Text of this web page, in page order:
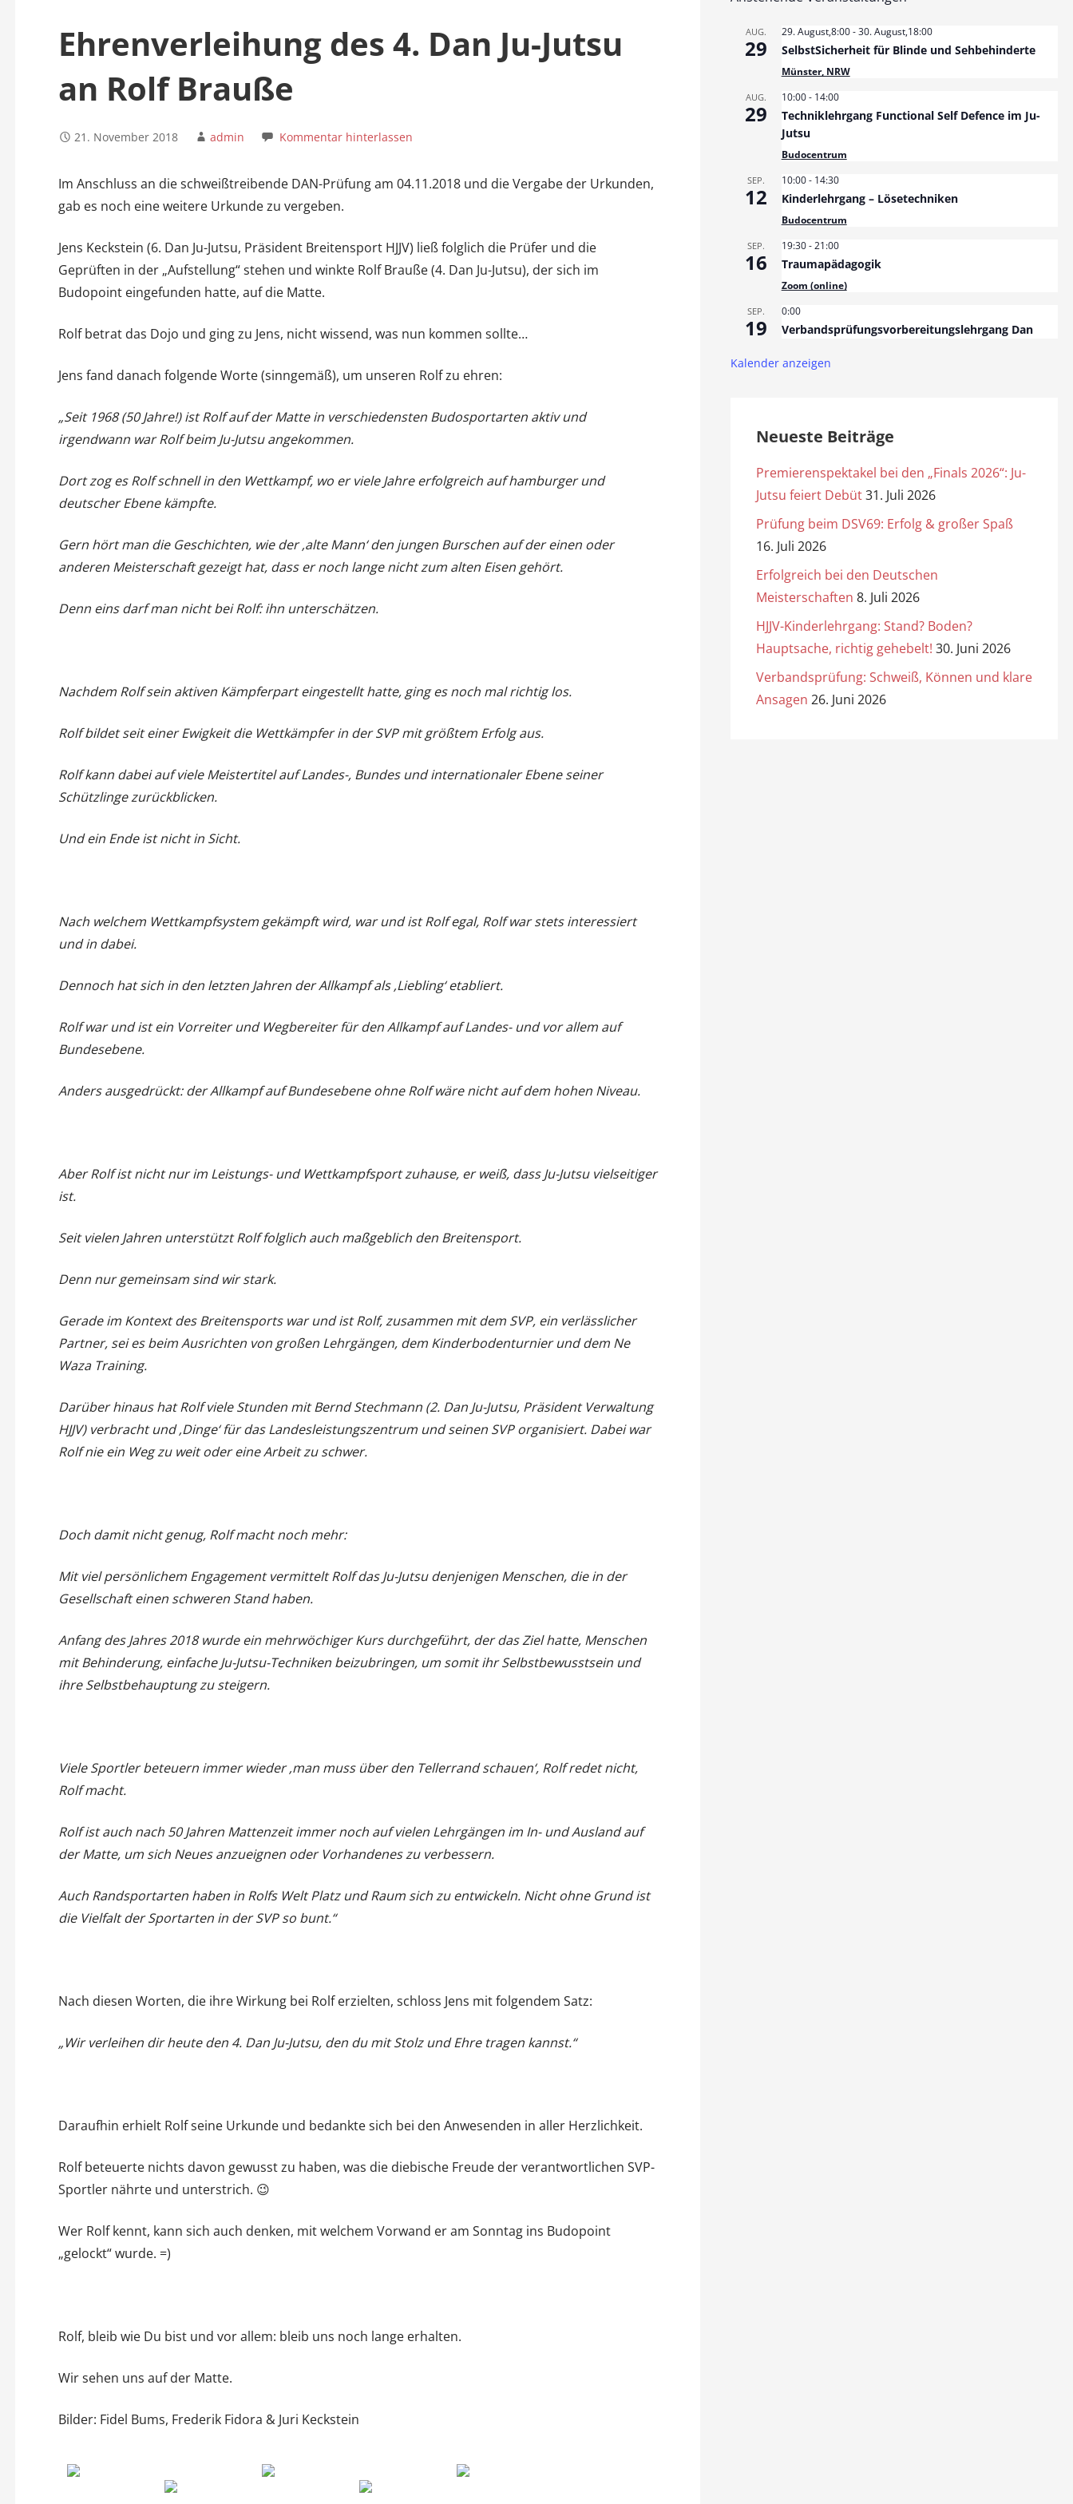
Ehrenverleihung des 4. Dan Ju-Jutsu
an Rolf Brauße
21. November 2018 admin Kommentar hinterlassen
Im Anschluss an die schweißtreibende DAN-Prüfung am 04.11.2018 und die Vergabe der Urkunden,
gab es noch eine weitere Urkunde zu vergeben.
Jens Keckstein (6. Dan Ju-Jutsu, Präsident Breitensport HJJV) ließ folglich die Prüfer und die
Geprüften in der „Aufstellung“ stehen und winkte Rolf Brauße (4. Dan Ju-Jutsu), der sich im
Budopoint eingefunden hatte, auf die Matte.
Rolf betrat das Dojo und ging zu Jens, nicht wissend, was nun kommen sollte…
Jens fand danach folgende Worte (sinngemäß), um unseren Rolf zu ehren:
„Seit 1968 (50 Jahre!) ist Rolf auf der Matte in verschiedensten Budosportarten aktiv und
irgendwann war Rolf beim Ju-Jutsu angekommen.
Dort zog es Rolf schnell in den Wettkampf, wo er viele Jahre erfolgreich auf hamburger und
deutscher Ebene kämpfte.
Gern hört man die Geschichten, wie der ‚alte Mann‘ den jungen Burschen auf der einen oder
anderen Meisterschaft gezeigt hat, dass er noch lange nicht zum alten Eisen gehört.
Denn eins darf man nicht bei Rolf: ihn unterschätzen.
Nachdem Rolf sein aktiven Kämpferpart eingestellt hatte, ging es noch mal richtig los.
Rolf bildet seit einer Ewigkeit die Wettkämpfer in der SVP mit größtem Erfolg aus.
Rolf kann dabei auf viele Meistertitel auf Landes-, Bundes und internationaler Ebene seiner
Schützlinge zurückblicken.
Und ein Ende ist nicht in Sicht.
Nach welchem Wettkampfsystem gekämpft wird, war und ist Rolf egal, Rolf war stets interessiert
und in dabei.
Dennoch hat sich in den letzten Jahren der Allkampf als ‚Liebling‘ etabliert.
Rolf war und ist ein Vorreiter und Wegbereiter für den Allkampf auf Landes- und vor allem auf
Bundesebene.
Anders ausgedrückt: der Allkampf auf Bundesebene ohne Rolf wäre nicht auf dem hohen Niveau.
Aber Rolf ist nicht nur im Leistungs- und Wettkampfsport zuhause, er weiß, dass Ju-Jutsu vielseitiger
ist.
Seit vielen Jahren unterstützt Rolf folglich auch maßgeblich den Breitensport.
Denn nur gemeinsam sind wir stark.
Gerade im Kontext des Breitensports war und ist Rolf, zusammen mit dem SVP, ein verlässlicher
Partner, sei es beim Ausrichten von großen Lehrgängen, dem Kinderbodenturnier und dem Ne
Waza Training.
Darüber hinaus hat Rolf viele Stunden mit Bernd Stechmann (2. Dan Ju-Jutsu, Präsident Verwaltung
HJJV) verbracht und ‚Dinge‘ für das Landesleistungszentrum und seinen SVP organisiert. Dabei war
Rolf nie ein Weg zu weit oder eine Arbeit zu schwer.
Doch damit nicht genug, Rolf macht noch mehr:
Mit viel persönlichem Engagement vermittelt Rolf das Ju-Jutsu denjenigen Menschen, die in der
Gesellschaft einen schweren Stand haben.
Anfang des Jahres 2018 wurde ein mehrwöchiger Kurs durchgeführt, der das Ziel hatte, Menschen
mit Behinderung, einfache Ju-Jutsu-Techniken beizubringen, um somit ihr Selbstbewusstsein und
ihre Selbstbehauptung zu steigern.
Viele Sportler beteuern immer wieder ‚man muss über den Tellerrand schauen‘, Rolf redet nicht,
Rolf macht.
Rolf ist auch nach 50 Jahren Mattenzeit immer noch auf vielen Lehrgängen im In- und Ausland auf
der Matte, um sich Neues anzueignen oder Vorhandenes zu verbessern.
Auch Randsportarten haben in Rolfs Welt Platz und Raum sich zu entwickeln. Nicht ohne Grund ist
die Vielfalt der Sportarten in der SVP so bunt.“
Nach diesen Worten, die ihre Wirkung bei Rolf erzielten, schloss Jens mit folgendem Satz:
„Wir verleihen dir heute den 4. Dan Ju-Jutsu, den du mit Stolz und Ehre tragen kannst.“
Daraufhin erhielt Rolf seine Urkunde und bedankte sich bei den Anwesenden in aller Herzlichkeit.
Rolf beteuerte nichts davon gewusst zu haben, was die diebische Freude der verantwortlichen SVP-
Sportler nährte und unterstrich. 😉
Wer Rolf kennt, kann sich auch denken, mit welchem Vorwand er am Sonntag ins Budopoint
„gelockt“ wurde. =)
Rolf, bleib wie Du bist und vor allem: bleib uns noch lange erhalten.
Wir sehen uns auf der Matte.
Bilder: Fidel Bums, Frederik Fidora & Juri Keckstein
AUG.
29
29. August,8:00-30. August,18:00
SelbstSicherheit für Blinde und Sehbehinderte
Münster, NRW
AUG.
29
10:00- 14:00
Techniklehrgang Functional Self Defence im Ju-
Jutsu
Budocentrum
SEP.
12
10:00- 14:30
Kinderlehrgang – Lösetechniken
Budocentrum
SEP.
16
19:30-21:00
Traumapädagogik
Zoom (online)
SEP.
19
0:00
Verbandsprüfungsvorbereitungslehrgang Dan
Kalender anzeigen
Neueste Beiträge
Premierenspektakel bei den „Finals 2026“: Ju-
Jutsu feiert Debüt31. Juli 2026
Prüfung beim DSV69: Erfolg & großer Spaß
16. Juli 2026
Erfolgreich bei den Deutschen
Meisterschaften 8. Juli 2026
HJJV-Kinderlehrgang: Stand? Boden?
Hauptsache, richtig gehebelt! 30. Juni 2026
Verbandsprüfung: Schweiß, Können und klare
Ansagen 26. Juni 2026